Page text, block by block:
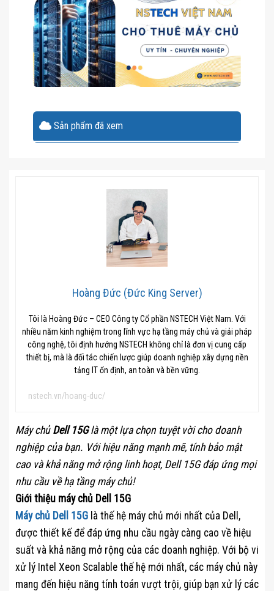
Thiết Bị Lưu Trữ
Bộ Lưu Điện UPS
Phần Mềm Bản Quyền
Tủ Rack
Sản phẩm đã xem
Hoàng Đức (Đức King Server)
Tôi là Hoàng Đức – CEO Công ty Cổ phần NSTECH Việt Nam. Với
nhiều năm kinh nghiệm trong lĩnh vực hạ tầng máy chủ và giải pháp
công nghệ, tôi định hướng NSTECH không chỉ là đơn vị cung cấp
thiết bị, mà là đối tác chiến lược giúp doanh nghiệp xây dựng nền
tảng IT ổn định, an toàn và bền vững.
nstech.vn/hoang-duc/
Máy chủDell 15Glà một lựa chọn tuyệt vời cho doanh
nghiệp của bạn. Với hiệu năng mạnh mẽ, tính bảo mật
cao và khả năng mở rộng linh hoạt, Dell 15G đáp ứng mọi
nhu cầu về hạ tầng máy chủ!
Giới thiệu máy chủ Dell 15G
Máy chủ Dell 15G là thế hệ máy chủ mới nhất của Dell,
được thiết kế để đáp ứng nhu cầu ngày càng cao về hiệu
suất và khả năng mở rộng của các doanh nghiệp. Với bộ vi
xử lý Intel Xeon Scalable thế hệ mới nhất, các máy chủ này
mang đến hiệu năng tính toán vượt trội, giúp bạn xử lý các